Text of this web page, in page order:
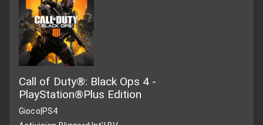
Call of Duty®: Black Ops 4 -
PlayStation®Plus Edition
Gioco PS4